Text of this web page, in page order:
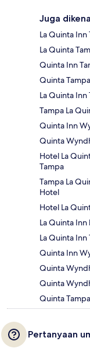
Juga
La Quinta
La Quinta
Quinta Inn
Quinta
La Quinta
Tampa La
Quinta Inn
Quinta
Hotel La
Tampa
Tampa La
Hotel
Hotel La
La Quinta
La Quinta
Quinta Inn
Quinta
Quinta
Quinta
Pertanyaan